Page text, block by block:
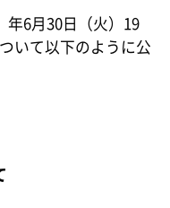
6月30日（火）19
いて以下のように公